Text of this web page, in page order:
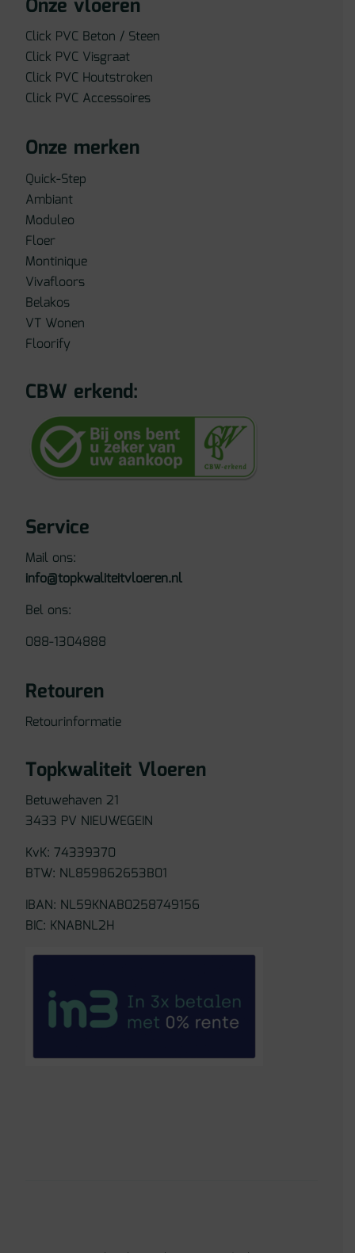
Onze vloeren
Click PVC Beton / Steen
Click PVC Visgraat
Click PVC Houtstroken
Click PVC Accessoires
Onze merken
Quick-Step
Ambiant
Moduleo
Floer
Montinique
Vivafloors
Belakos
VT Wonen
Floorify
CBW erkend:
Service
Mail ons:
info@topkwaliteitvloeren.nl
Bel ons:
088-1304888
Retouren
Retourinformatie
Topkwaliteit Vloeren
Betuwehaven 21
3433 PV NIEUWEGEIN
KvK: 74339370
BTW: NL859862653B01
IBAN: NL59KNAB0258749156
BIC: KNABNL2H